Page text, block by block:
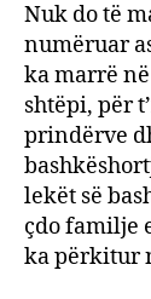
Nuk do të
numëruar
ka marrë
shtëpi, për
prindërve
lekët së
çdo familje
ka përkitur